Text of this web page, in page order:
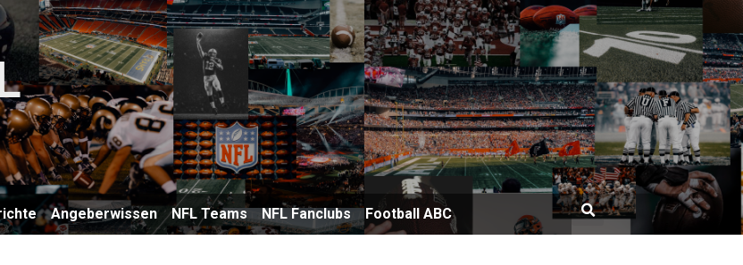
Angeberwissen NFL Teams NFL Fanclubs Football ABC